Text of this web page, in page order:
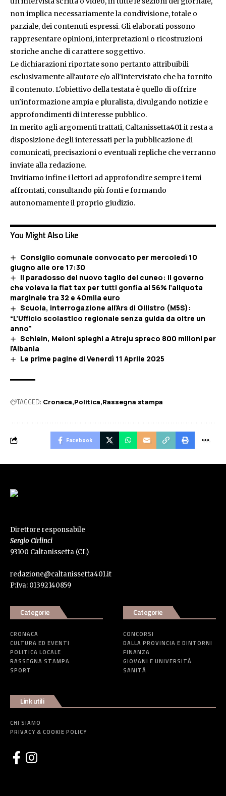
non implica necessariamente la condivisione, totale o
parziale, dei contenuti espressi. Gli elaborati possono
rappresentare opinioni, interpretazioni o ricostruzioni
storiche anche di carattere soggettivo.
Le dichiarazioni riportate sono pertanto attribuibili
esclusivamente all'autore e/o all'intervistato che ha fornito
il contenuto. L'obiettivo della testata è quello di offrire
un'informazione ampia e pluralista, divulgando notizie e
approfondimenti di interesse pubblico.
In merito agli argomenti trattati, Caltanissetta401.it resta a
disposizione degli interessati per la pubblicazione di
comunicati, precisazioni o eventuali repliche che verranno
inviate alla redazione.
Invitiamo infine i lettori ad approfondire sempre i temi
affrontati, consultando più fonti e formando
autonomamente il proprio giudizio.
You Might Also Like
Consiglio comunale convocato per mercoledì 10
giugno alle ore 17:30
Il paradosso del nuovo taglio del cuneo: il governo
che voleva la flat tax per tutti gonfia al 56% l’aliquota
marginale tra 32 e 40mila euro
Scuola, interrogazione all’Ars di Gilistro (M5S):
“L’Ufficio scolastico regionale senza guida da oltre un
anno”
Schlein, Meloni spieghi a Atreju spreco 800 milioni per
l’Albania
Le prime pagine di Venerdì 11 Aprile 2025
TAGGED: Cronaca Politica Rassegna stampa
Facebook
Direttore responsabile
Sergio Cirlinci
93100 Caltanissetta (CL)
redazione@caltanissetta401.it
P:Iva: 01392140859
Categorie
CRONACA
CULTURA ED EVENTI
POLITICA LOCALE
RASSEGNA STAMPA
SPORT
Categorie
CONCORSI
DALLA PROVINCIA E DINTORNI
FINANZA
GIOVANI E UNIVERSITÀ
SANITÀ
Link utili
CHI SIAMO
PRIVACY & COOKIE POLICY